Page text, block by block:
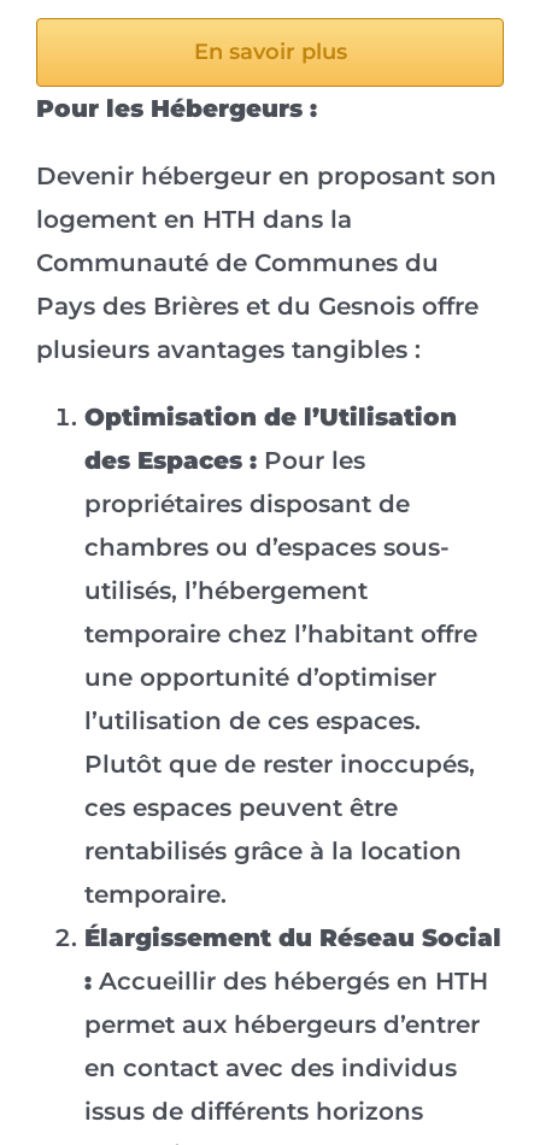
En savoir plus
Pour les Hébergeurs :
Devenir hébergeur en proposant son
logement en HTH dans la
Communauté de Communes du
Pays des Brières et du Gesnois offre
plusieurs avantages tangibles :
Optimisation de l’Utilisation
des Espaces :Pour les
propriétaires disposant de
chambres ou d’espaces sous-
utilisés, l’hébergement
temporaire chez l’habitant offre
une opportunité d’optimiser
l’utilisation de ces espaces.
Plutôt que de rester inoccupés,
ces espaces peuvent être
rentabilisés grâce à la location
temporaire.
Élargissement du Réseau Social
:Accueillir des hébergés en HTH
permet aux hébergeurs d’entrer
en contact avec des individus
issus de différents horizons